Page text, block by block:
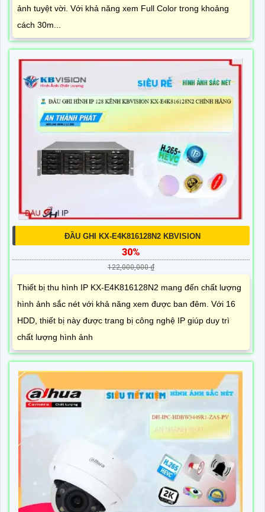
ảnh tuyệt vời. Với khả năng xem Full Color trong khoảng
cách 30m...
ĐẦU GHI KX-E4K816128N2 KBVISION
30%
122,000,000 ₫
Thiết bị thu hình IP KX-E4K816128N2 mang đến chất lượng
hình ảnh sắc nét với khả năng xem được ban đêm. Với 16
HDD, thiết bị này được trang bị công nghệ IP giúp duy trì
chất lượng hình ảnh